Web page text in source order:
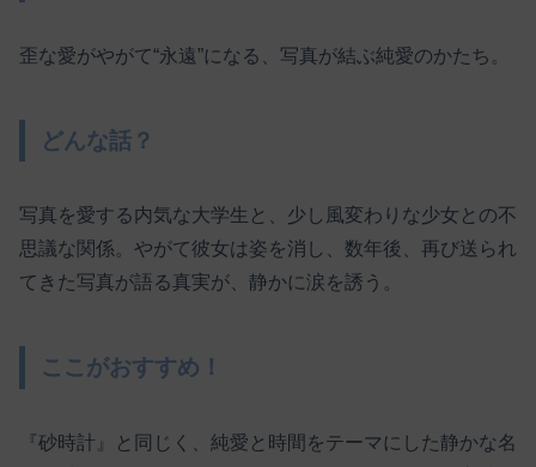
歪な愛がやがて“永遠”になる、写真が結ぶ純愛のかたち。
どんな話？
写真を愛する内気な大学生と、少し風変わりな少女との不
思議な関係。やがて彼女は姿を消し、数年後、再び送られ
てきた写真が語る真実が、静かに涙を誘う。
ここがおすすめ！
『砂時計』と同じく、純愛と時間をテーマにした静かな名